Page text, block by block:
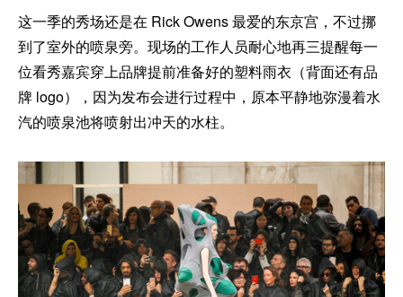
这一季的秀场还是在 Rick Owens 最爱的东京宫，不过挪
到了室外的喷泉旁。现场的工作人员耐心地再三提醒每一
位看秀嘉宾穿上品牌提前准备好的塑料雨衣（背面还有品
牌 logo），因为发布会进行过程中，原本平静地弥漫着水
汽的喷泉池将喷射出冲天的水柱。